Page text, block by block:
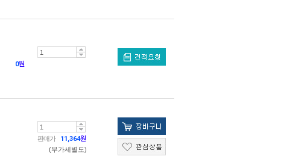
0원
판매가 11,364원
(부가세별도)